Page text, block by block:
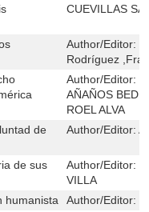
CUEVILLAS
Author/Editor:
Rodríguez
Author/Editor:
AÑAÑOS
ROEL ALVA
de
Author/Editor:
de sus
Author/Editor:
VILLA
humanista
Author/Editor: